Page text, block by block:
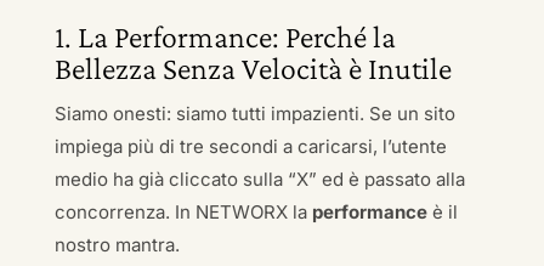
1. La Performance: Perché la
Bellezza Senza Velocità è Inutile
Siamo onesti: siamo tutti impazienti. Se un sito
impiega più di tre secondi a caricarsi, l’utente
medio ha già cliccato sulla “X” ed è passato alla
concorrenza. In NETWORX la performanceè il
nostro mantra.